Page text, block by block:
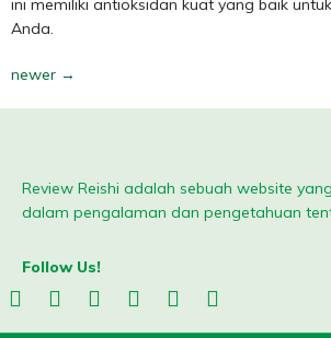
ini memiliki antioksidan kuat yang baik
Anda.
newer →
Review Reishi adalah sebuah website
dalam pengalaman dan pengetahuan
Follow Us!